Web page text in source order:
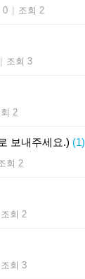
0 조회 2
조회 3
2
보내주세요.) (1)
회 2
조회 2
조회 3